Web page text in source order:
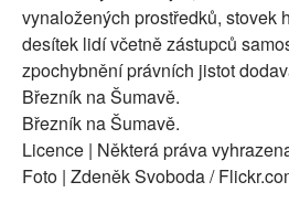
vynaložených prostředků, stovek
desítek lidí včetně zástupců
zpochybnění právních jistot
Březník na Šumavě.
Březník na Šumavě.
Licence | Některá práva
Foto | Zdeněk Svoboda /